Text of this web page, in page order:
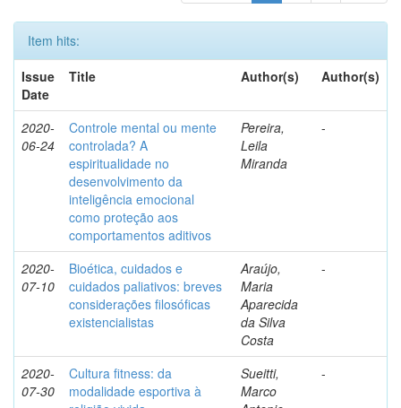
Item hits:
Issue
Date
Title Author(s) Author(s)
2020-
06-24
Controle mental ou mente
controlada? A
espiritualidade no
desenvolvimento da
inteligência emocional
como proteção aos
comportamentos aditivos
Pereira,
Leila
Miranda
-
2020-
07-10
Bioética, cuidados e
cuidados paliativos: breves
considerações filosóficas
existencialistas
Araújo,
Maria
Aparecida
da Silva
Costa
-
2020-
07-30
Cultura fitness: da
modalidade esportiva à
Sueitti,
Marco
-